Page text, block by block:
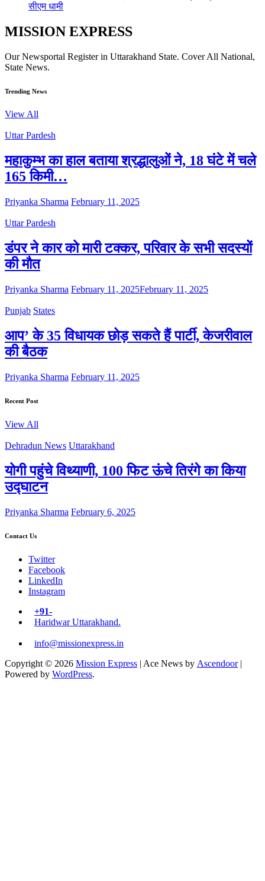
सीएम धामी
MISSION EXPRESS
Our Newsportal Register in Uttarakhand State. Cover All National,
State News.
Trending News
View All
Uttar Pardesh
महाकुम्भ का हाल बताया श्रद्धालुओं ने, 18 घंटे में चले
165 किमी…
Priyanka Sharma February 11, 2025
Uttar Pardesh
डंपर ने कार को मारी टक्कर, परिवार के सभी सदस्यों
की मौत
Priyanka Sharma February 11, 2025February 11, 2025
Punjab States
आप’ के 35 विधायक छोड़ सकते हैं पार्टी, केजरीवाल
की बैठक
Priyanka Sharma February 11, 2025
Recent Post
View All
Dehradun News Uttarakhand
योगी पहुंचे विथ्याणी, 100 फिट ऊंचे तिरंगे का किया
उद्घाटन
Priyanka Sharma February 6, 2025
Contact Us
Twitter
Facebook
LinkedIn
Instagram
+91-
Haridwar Uttarakhand.
info@missionexpress.in
Copyright © 2026 Mission Express | Ace News by Ascendoor|
Powered by WordPress.